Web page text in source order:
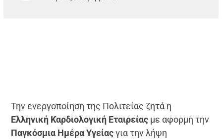
Την ενεργοποίηση της Πολιτείας ζητά η
Ελληνική Καρδιολογική Εταιρείας με αφορμή την
Παγκόσμια Ημέρα Υγείαςγια την λήψη